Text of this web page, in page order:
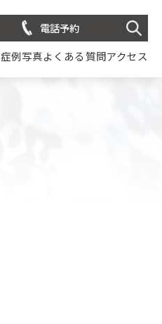
電話予約
症例写真よくある質問アクセス